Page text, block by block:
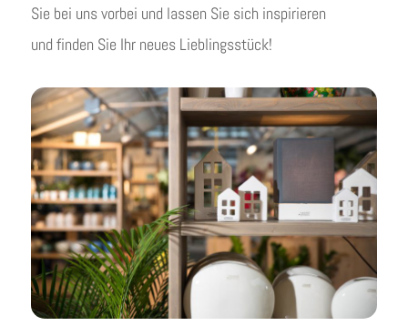
Sie bei uns vorbei und lassen Sie sich inspirieren
und finden Sie Ihr neues Lieblingsstück!